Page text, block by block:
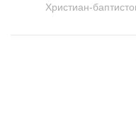
Христиан-